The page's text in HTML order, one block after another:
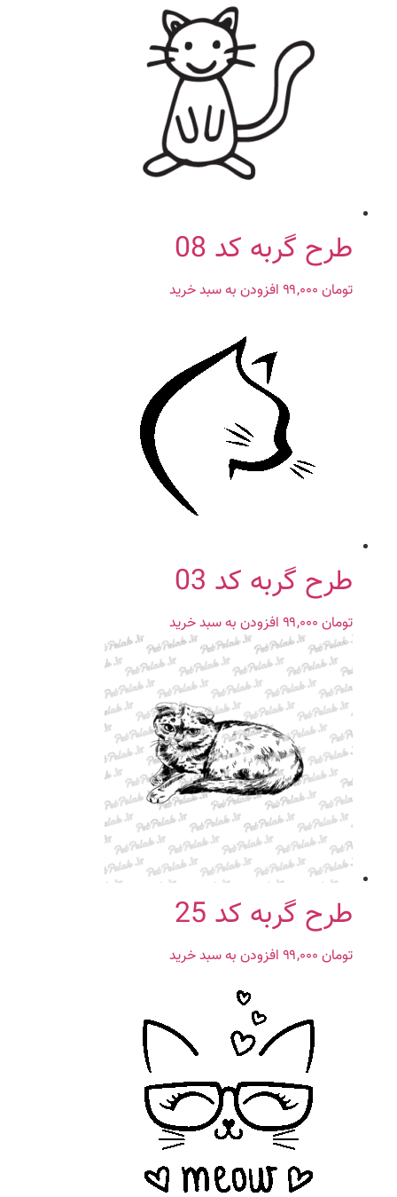
طرح گربه کد 08
تومان افزودن به سبد خرید
طرح گربه کد 03
تومان افزودن به سبد خرید
طرح گربه کد 25
تومان افزودن به سبد خرید